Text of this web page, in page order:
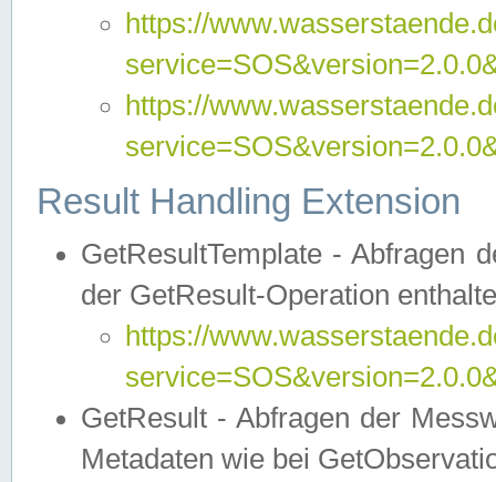
https://
https://
Result Handling Extension
GetResultTemplate - Abfragen
der GetResult-Operation
https://
GetResult - Abfragen der
Metadaten wie bei